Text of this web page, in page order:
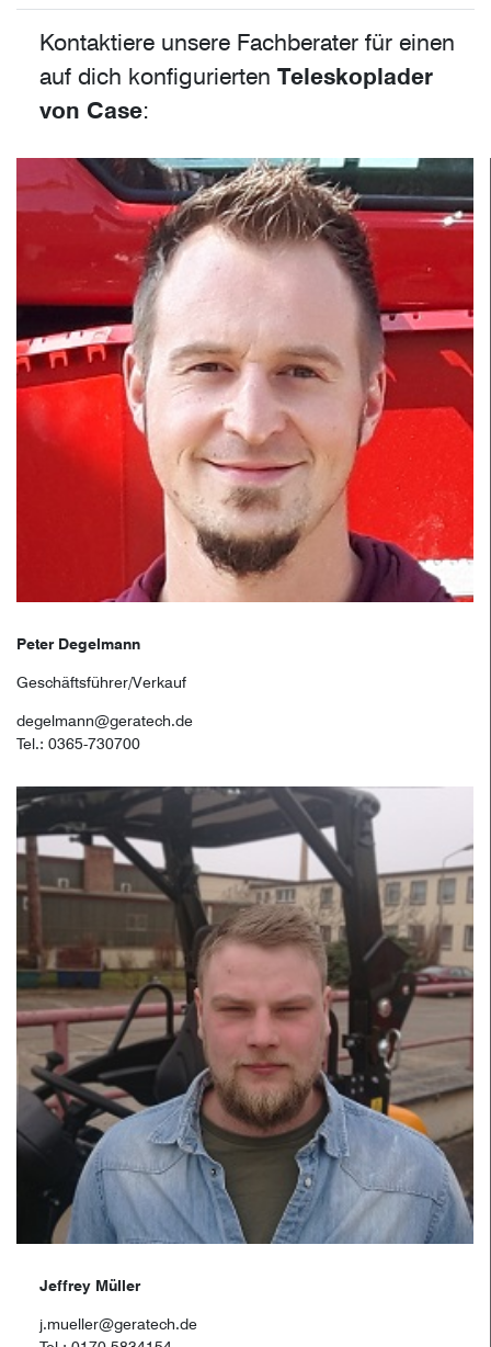
Kontaktiere unsere Fachberater für einen
auf dich konfigurierten Teleskoplader
von Case:
Peter Degelmann
Geschäftsführer/Verkauf
degelmann@geratech.de
Tel.: 0365-730700
Jeffrey Müller
j.mueller@geratech.de